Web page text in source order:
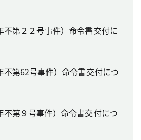
不第２２号事件）命令書交付に
不第62号事件）命令書交付につ
不第９号事件）命令書交付につ